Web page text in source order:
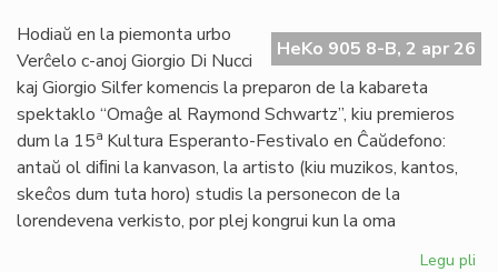
ne
HeKo 905 8-B, 2 apr 26
Hodiaŭ en la piemonta urbo
Verĉelo c-anoj Giorgio Di Nucci
kaj Giorgio Silfer komencis la preparon de la kabareta
spektaklo “Omaĝe al Raymond Schwartz”, kiu premieros
dum la 15a Kultura Esperanto-Festivalo en Ĉaŭdefono:
antaŭ ol diﬁni la kanvason, la artisto (kiu muzikos, kantos,
skeĉos dum tuta horo) studis la personecon de la
lorendevena verkisto, por plej kongrui kun la oma
Legu pli